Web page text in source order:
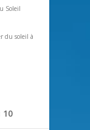
Soleil
du soleil à
10